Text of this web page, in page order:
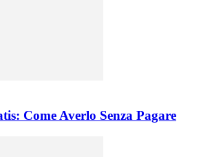
Come Averlo Senza Pagare